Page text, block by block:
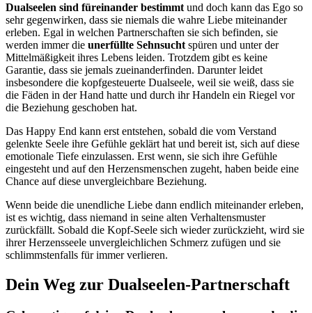
Dualseelen sind füreinander bestimmt und doch kann das Ego so
sehr gegenwirken, dass sie niemals die wahre Liebe miteinander
erleben. Egal in welchen Partnerschaften sie sich befinden, sie
werden immer die unerfüllte Sehnsucht spüren und unter der
Mittelmäßigkeit ihres Lebens leiden. Trotzdem gibt es keine
Garantie, dass sie jemals zueinanderfinden. Darunter leidet
insbesondere die kopfgesteuerte Dualseele, weil sie weiß, dass sie
die Fäden in der Hand hatte und durch ihr Handeln ein Riegel vor
die Beziehung geschoben hat.
Das Happy End kann erst entstehen, sobald die vom Verstand
gelenkte Seele ihre Gefühle geklärt hat und bereit ist, sich auf diese
emotionale Tiefe einzulassen. Erst wenn, sie sich ihre Gefühle
eingesteht und auf den Herzensmenschen zugeht, haben beide eine
Chance auf diese unvergleichbare Beziehung.
Wenn beide die unendliche Liebe dann endlich miteinander erleben,
ist es wichtig, dass niemand in seine alten Verhaltensmuster
zurückfällt. Sobald die Kopf-Seele sich wieder zurückzieht, wird sie
ihrer Herzensseele unvergleichlichen Schmerz zufügen und sie
schlimmstenfalls für immer verlieren.
Dein Weg zur Dualseelen-Partnerschaft